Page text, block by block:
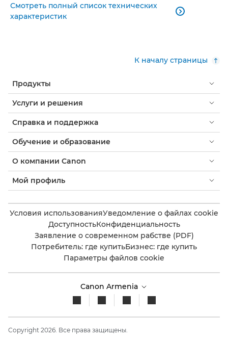
Смотреть полный список технических
характеристик

К началу страницы
Продукты
Услуги и решения
Справка и поддержка
Обучение и образование
О компании Canon
Мой профиль
Условия использованияУведомление о файлах cookie
ДоступностьКонфиденциальность
Заявление о современном рабстве (PDF)
Потребитель: где купитьБизнес: где купить
Параметры файлов cookie
Canon Armenia
Copyright 2026. Все права защищены.